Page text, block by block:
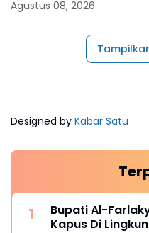
Agustus 08, 2026
Designed by Kabar Satu
Bupati Al-
Kapus Di